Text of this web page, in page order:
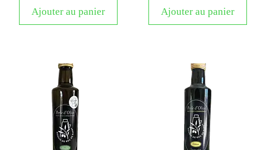
Ajouter au panier Ajouter au panier